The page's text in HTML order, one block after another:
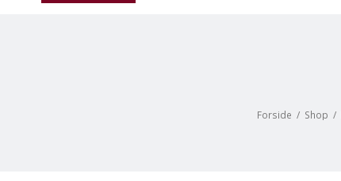
Forside / Shop /